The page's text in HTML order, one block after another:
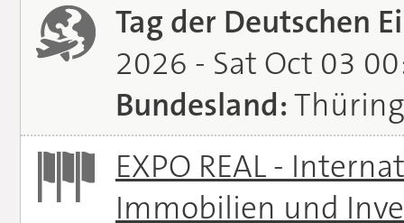
Tag der Deutschen
2026 - Sat Oct 03
Bundesland:
EXPO REAL -
Immobilien und